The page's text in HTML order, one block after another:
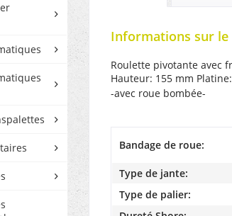
Informations sur
Roulette pivotante avec
Hauteur: 155 mm
-avec roue bombée-
Bandage de roue:
Type de jante:
Type de palier: